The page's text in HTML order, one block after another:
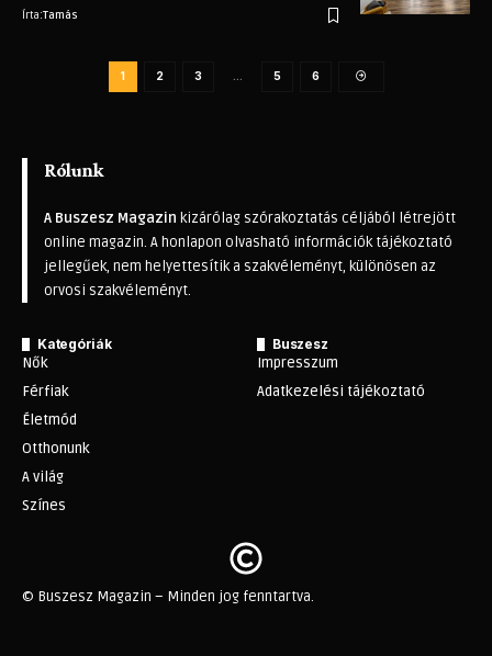
Írta:Tamás
1 2 3 5 6
Rólunk
A Buszesz Magazin kizárólag szórakoztatás céljából létrejött
online magazin. A honlapon olvasható információk tájékoztató
jellegűek, nem helyettesítik a szakvéleményt, különösen az
orvosi szakvéleményt.
Kategóriák
Nők
Férfiak
Életmód
Otthonunk
A világ
Színes
Buszesz
Impresszum
Adatkezelési tájékoztató
© Buszesz Magazin – Minden jog fenntartva.